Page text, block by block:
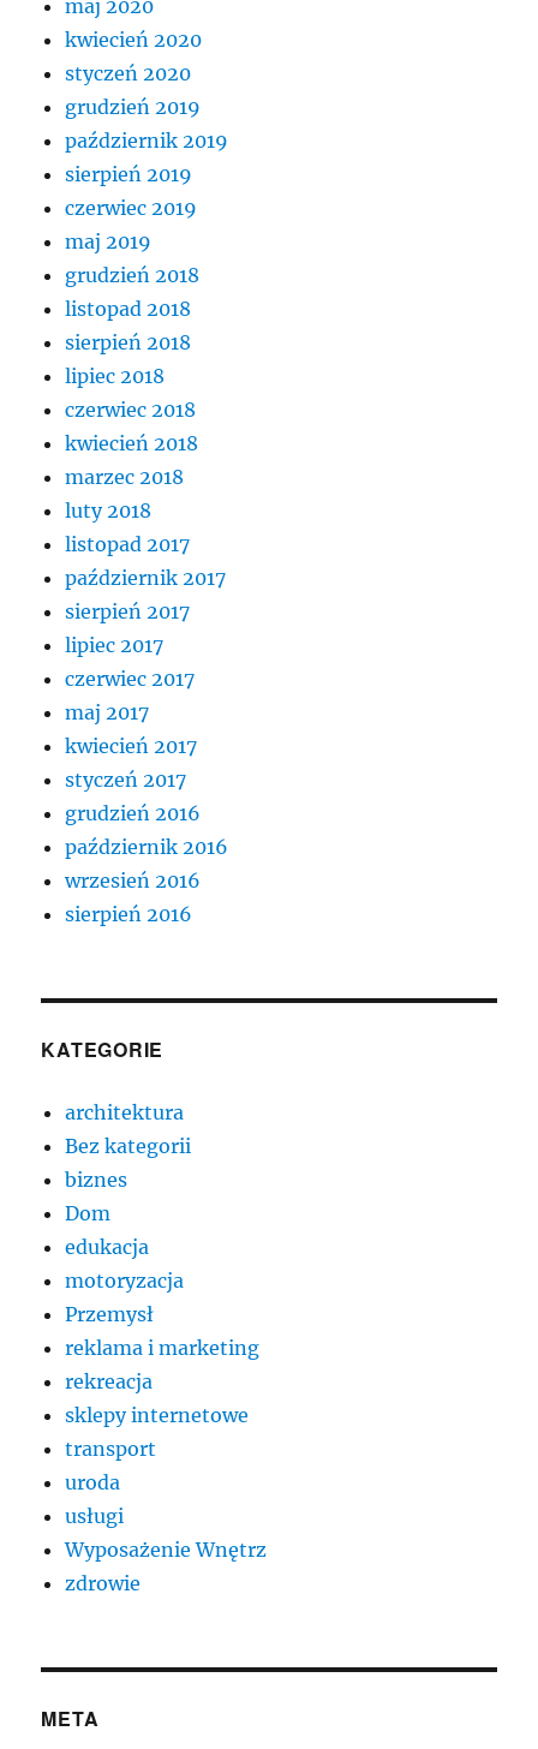
maj 2020
kwiecień 2020
styczeń 2020
grudzień 2019
październik 2019
sierpień 2019
czerwiec 2019
maj 2019
grudzień 2018
listopad 2018
sierpień 2018
lipiec 2018
czerwiec 2018
kwiecień 2018
marzec 2018
luty 2018
listopad 2017
październik 2017
sierpień 2017
lipiec 2017
czerwiec 2017
maj 2017
kwiecień 2017
styczeń 2017
grudzień 2016
październik 2016
wrzesień 2016
sierpień 2016
KATEGORIE
architektura
Bez kategorii
biznes
Dom
edukacja
motoryzacja
Przemysł
reklama i marketing
rekreacja
sklepy internetowe
transport
uroda
usługi
Wyposażenie Wnętrz
zdrowie
META